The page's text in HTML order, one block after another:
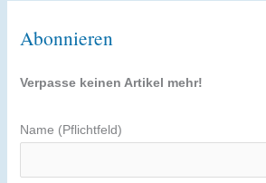
Abonnieren
Verpasse keinen Artikel mehr!
Name (Pflichtfeld)